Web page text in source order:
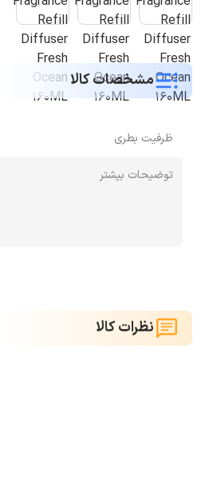
مشخصات کالا
ظرفیت بطری
توضیحات بیشتر
نظرات کالا